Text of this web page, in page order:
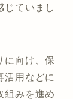
じていまし
に向け、保
活用などに
組みを進め